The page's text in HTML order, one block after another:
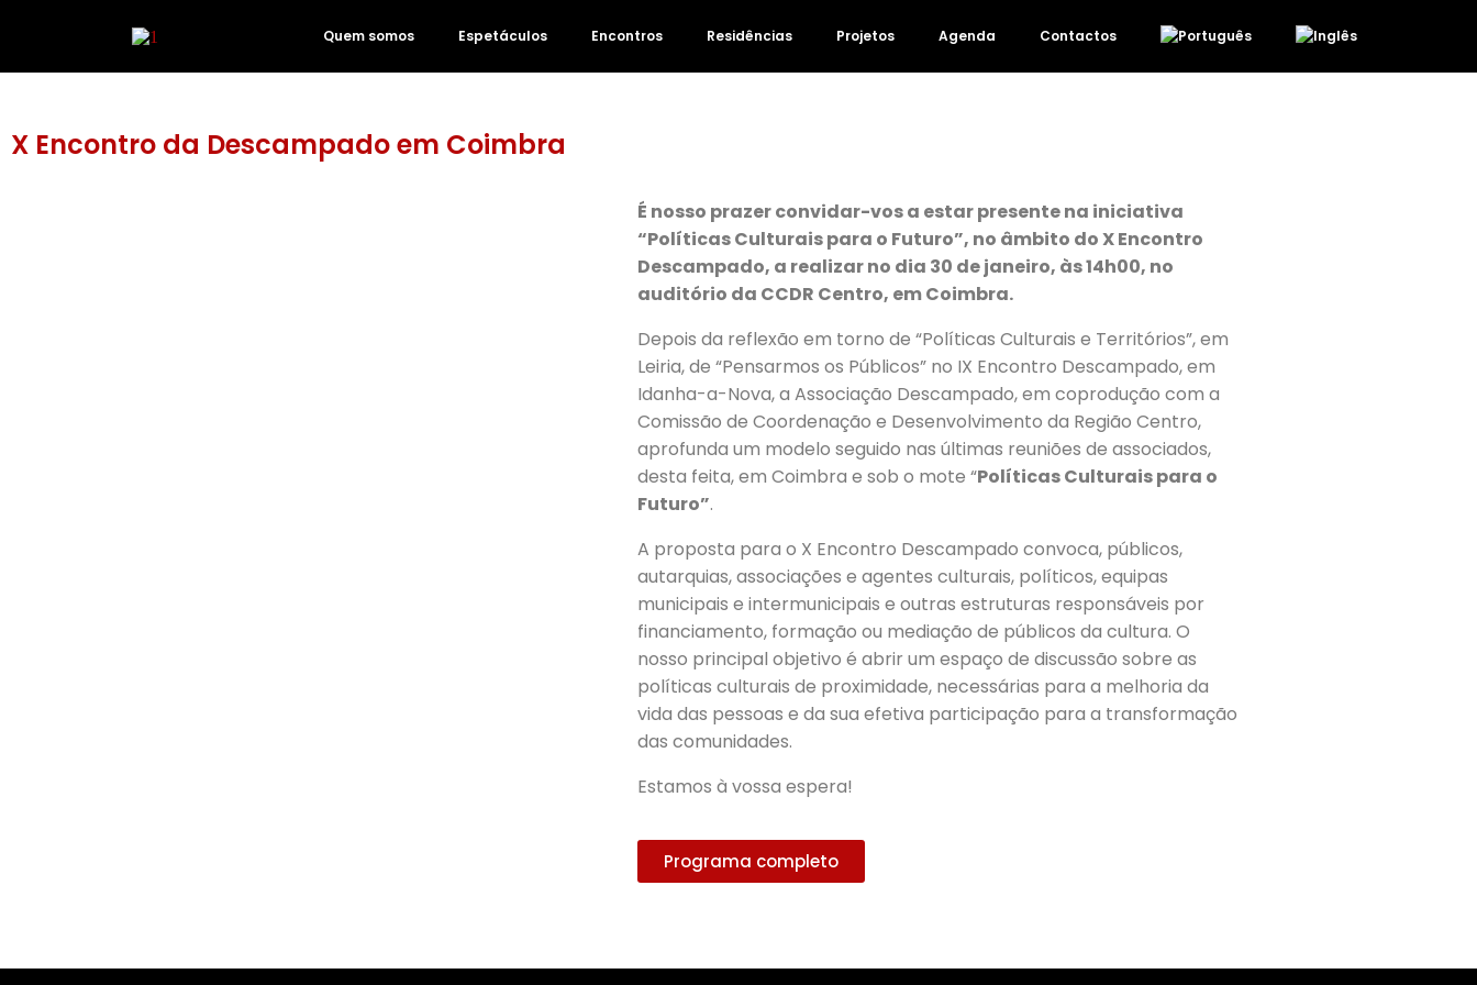
Quem somos Espetáculos Encontros Residências Projetos Agenda Contactos
X Encontro da Descampado em Coimbra
É nosso prazer convidar-vos a estar presente na iniciativa
“Políticas Culturais para o Futuro”, no âmbito do X Encontro
Descampado, a realizar no dia 30 de janeiro, às 14h00, no
auditório da CCDR Centro, em Coimbra.
Depois da reflexão em torno de “Políticas Culturais e Territórios”, em
Leiria, de “Pensarmos os Públicos” no IX Encontro Descampado, em
Idanha-a-Nova, a Associação Descampado, em coprodução com a
Comissão de Coordenação e Desenvolvimento da Região Centro,
aprofunda um modelo seguido nas últimas reuniões de associados,
desta feita, em Coimbra e sob o mote “Políticas Culturais para o
Futuro”.
A proposta para o X Encontro Descampado convoca, públicos,
autarquias, associações e agentes culturais, políticos, equipas
municipais e intermunicipais e outras estruturas responsáveis por
financiamento, formação ou mediação de públicos da cultura. O
nosso principal objetivo é abrir um espaço de discussão sobre as
políticas culturais de proximidade, necessárias para a melhoria da
vida das pessoas e da sua efetiva participação para a transformação
das comunidades.
Estamos à vossa espera!
Programa completo